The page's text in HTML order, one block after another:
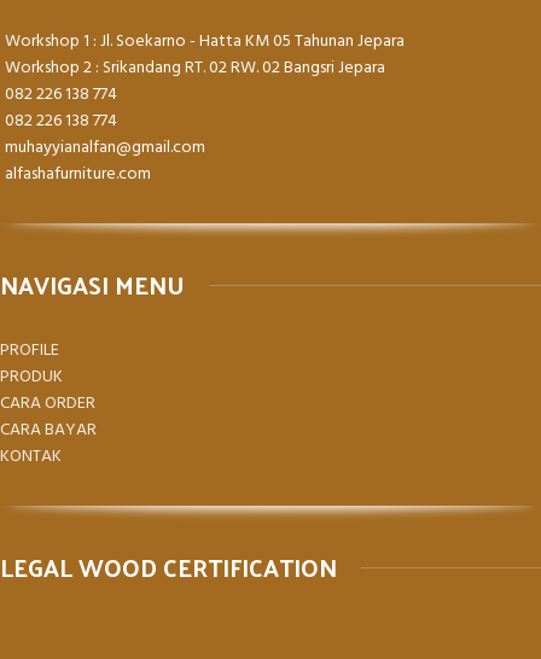
Workshop 1 : Jl. Soekarno - Hatta KM 05 Tahunan Jepara
Workshop 2 : Srikandang RT. 02 RW. 02 Bangsri Jepara
082 226 138 774
082 226 138 774
muhayyianalfan@gmail.com
alfashafurniture.com
NAVIGASI MENU
PROFILE
PRODUK
CARA ORDER
CARA BAYAR
KONTAK
LEGAL WOOD CERTIFICATION